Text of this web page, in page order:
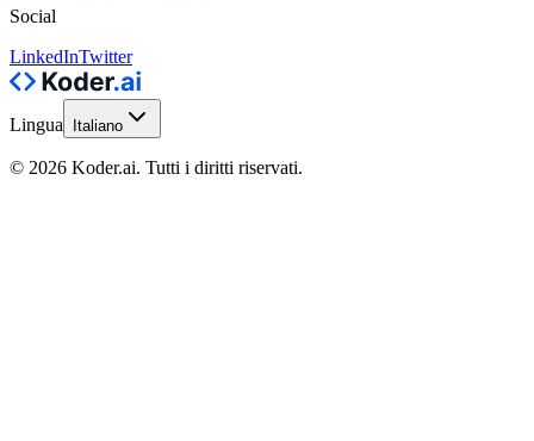
Social
LinkedInTwitter
Lingua Italiano
© 2026 Koder.ai. Tutti i diritti riservati.